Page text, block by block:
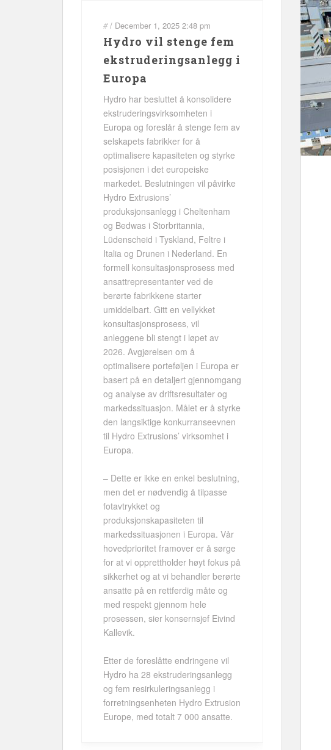
#/ December 1, 2025 2:48 pm
Hydro vil stenge fem
ekstruderingsanlegg i
Europa
Hydro har besluttet å konsolidere
ekstruderingsvirksomheten i
Europa og foreslår å stenge fem av
selskapets fabrikker for å
optimalisere kapasiteten og styrke
posisjonen i det europeiske
markedet. Beslutningen vil påvirke
Hydro Extrusions’
produksjonsanlegg i Cheltenham
og Bedwas i Storbritannia,
Lüdenscheid i Tyskland, Feltre i
Italia og Drunen i Nederland. En
formell konsultasjonsprosess med
ansattrepresentanter ved de
berørte fabrikkene starter
umiddelbart. Gitt en vellykket
konsultasjonsprosess, vil
anleggene bli stengt i løpet av
2026. Avgjørelsen om å
optimalisere porteføljen i Europa er
basert på en detaljert gjennomgang
og analyse av driftsresultater og
markedssituasjon. Målet er å styrke
den langsiktige konkurranseevnen
til Hydro Extrusions’ virksomhet i
Europa.
– Dette er ikke en enkel beslutning,
men det er nødvendig å tilpasse
fotavtrykket og
produksjonskapasiteten til
markedssituasjonen i Europa. Vår
hovedprioritet framover er å sørge
for at vi opprettholder høyt fokus på
sikkerhet og at vi behandler berørte
ansatte på en rettferdig måte og
med respekt gjennom hele
prosessen, sier konsernsjef Eivind
Kallevik.
Etter de foreslåtte endringene vil
Hydro ha 28 ekstruderingsanlegg
og fem resirkuleringsanlegg i
forretningsenheten Hydro Extrusion
Europe, med totalt 7 000 ansatte.